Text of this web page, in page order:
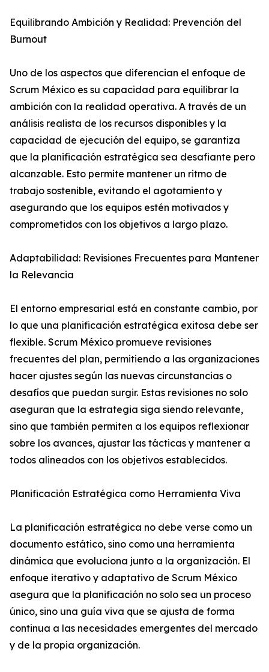
Equilibrando Ambición y Realidad: Prevención del
Burnout
Uno de los aspectos que diferencian el enfoque de
Scrum México es su capacidad para equilibrar la
ambición con la realidad operativa. A través de un
análisis realista de los recursos disponibles y la
capacidad de ejecución del equipo, se garantiza
que la planificación estratégica sea desafiante pero
alcanzable. Esto permite mantener un ritmo de
trabajo sostenible, evitando el agotamiento y
asegurando que los equipos estén motivados y
comprometidos con los objetivos a largo plazo.
Adaptabilidad: Revisiones Frecuentes para Mantener
la Relevancia
El entorno empresarial está en constante cambio, por
lo que una planificación estratégica exitosa debe ser
flexible. Scrum México promueve revisiones
frecuentes del plan, permitiendo a las organizaciones
hacer ajustes según las nuevas circunstancias o
desafíos que puedan surgir. Estas revisiones no solo
aseguran que la estrategia siga siendo relevante,
sino que también permiten a los equipos reflexionar
sobre los avances, ajustar las tácticas y mantener a
todos alineados con los objetivos establecidos.
Planificación Estratégica como Herramienta Viva
La planificación estratégica no debe verse como un
documento estático, sino como una herramienta
dinámica que evoluciona junto a la organización. El
enfoque iterativo y adaptativo de Scrum México
asegura que la planificación no solo sea un proceso
único, sino una guía viva que se ajusta de forma
continua a las necesidades emergentes del mercado
y de la propia organización.